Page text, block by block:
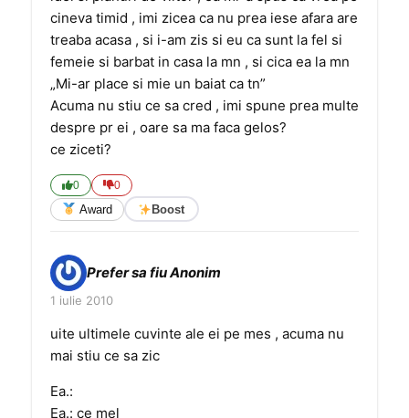
cineva timid , imi zicea ca nu prea iese afara are
treaba acasa , si i-am zis si eu ca sunt la fel si
femeie si barbat in casa la mn , si cica ea la mn
„Mi-ar place si mie un baiat ca tn”
Acuma nu stiu ce sa cred , imi spune prea multe
despre pr ei , oare sa ma faca gelos?
ce ziceti?
0 0
Award Boost
Prefer sa fiu Anonim
1 iulie 2010
uite ultimele cuvinte ale ei pe mes , acuma nu
mai stiu ce sa zic
Ea.:
Ea.: ce mel